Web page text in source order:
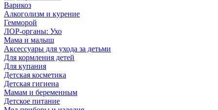
Варикоз
Алкоголизм и курение
Гемморой
ЛОР-органы: Ухо
Мама и малыш
Аксессуары для ухода за детьми
Для кормления детей
Для купания
Детская косметика
Детская гигиена
Мамам и беременным
Детское питание